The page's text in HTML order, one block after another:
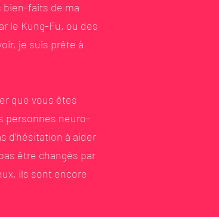
bien-faits de ma
le Kung-Fu, ou des
je suis prête à
que vous êtes
personnes neuro-
d’hésitation à aider
être changés par
ils sont encore